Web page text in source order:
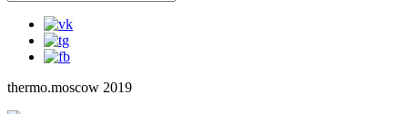
thermo.moscow 2019